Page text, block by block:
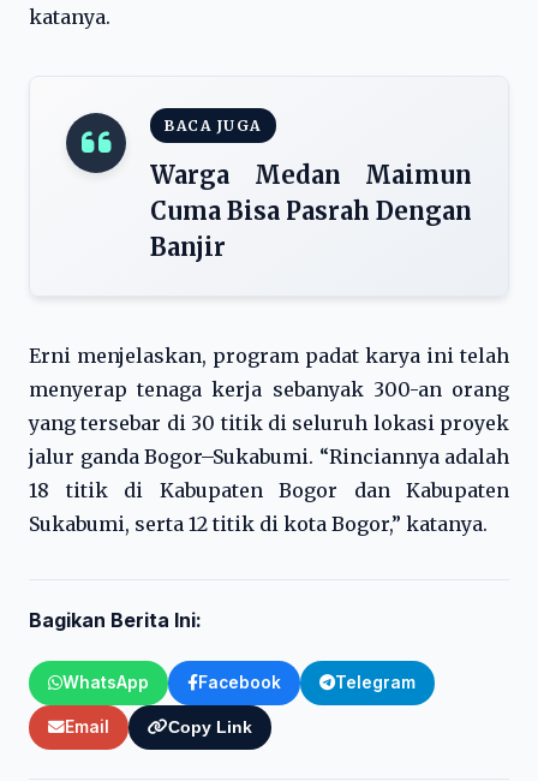
katanya.
BACA JUGA
Warga Medan Maimun
Cuma Bisa Pasrah Dengan
Banjir
Erni menjelaskan, program padat karya ini telah
menyerap tenaga kerja sebanyak 300-an orang
yang tersebar di 30 titik di seluruh lokasi proyek
jalur ganda Bogor–Sukabumi. “Rinciannya adalah
18 titik di Kabupaten Bogor dan Kabupaten
Sukabumi, serta 12 titik di kota Bogor,” katanya.
Bagikan Berita Ini:
WhatsApp Facebook Telegram
Email Copy Link